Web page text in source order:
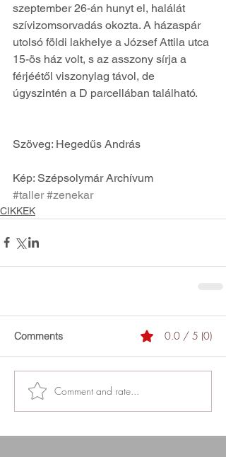
szeptember 26-án hunyt el, halálát
szívizomsorvadás okozta. A házaspár
utolsó földi lakhelye a József Attila utca
15-ös ház volt, s az asszony sírja a
férjéétől viszonylag távol, de
úgyszintén a D parcellában található.
Szöveg: Hegedűs András
Kép: Szépsolymár Archívum
#taller #zenekar
CIKKEK
Comments 0.0 / 5 (0)
Comment and rate...